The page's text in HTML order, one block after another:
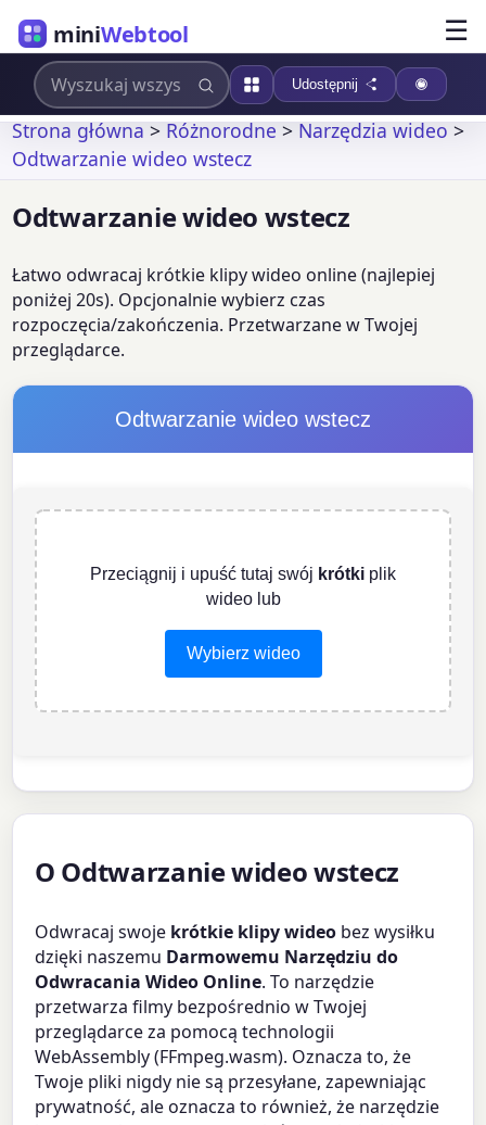
miniWebtool ☰
Udostępnij
Strona główna>Różnorodne>Narzędzia wideo>
Odtwarzanie wideo wstecz
Odtwarzanie wideo wstecz
Łatwo odwracaj krótkie klipy wideo online (najlepiej
poniżej 20s). Opcjonalnie wybierz czas
rozpoczęcia/zakończenia. Przetwarzane w Twojej
przeglądarce.
Odtwarzanie wideo wstecz
Przeciągnij i upuść tutaj swój krótki plik
wideo lub
Wybierz wideo
O Odtwarzanie wideo wstecz
Odwracaj swoje krótkie klipy wideo bez wysiłku
dzięki naszemu Darmowemu Narzędziu do
Odwracania Wideo Online. To narzędzie
przetwarza filmy bezpośrednio w Twojej
przeglądarce za pomocą technologii
WebAssembly (FFmpeg.wasm). Oznacza to, że
Twoje pliki nigdy nie są przesyłane, zapewniając
prywatność, ale oznacza to również, że narzędzie